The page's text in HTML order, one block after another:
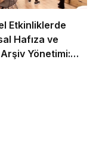
Etkinliklerde
Hafıza ve
Yönetimi: